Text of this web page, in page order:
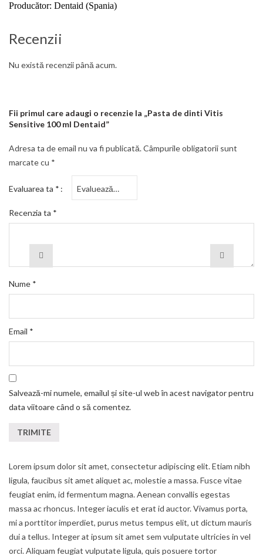
Producător: Dentaid (Spania)
Recenzii
Nu există recenzii până acum.
Fii primul care adaugi o recenzie la „Pasta de dinti Vitis
Sensitive 100 ml Dentaid”
Adresa ta de email nu va fi publicată.Câmpurile obligatorii sunt
marcate cu *
Evaluarea ta *
Recenzia ta *
Nume *
Email *
Salvează-mi numele, emailul și site-ul web în acest navigator pentru
data viitoare când o să comentez.
Lorem ipsum dolor sit amet, consectetur adipiscing elit. Etiam nibh
ligula, faucibus sit amet aliquet ac, molestie a massa. Fusce vitae
feugiat enim, id fermentum magna. Aenean convallis egestas
massa ac rhoncus. Integer iaculis et erat id auctor. Vivamus porta,
mi a porttitor imperdiet, purus metus tempus elit, ut dictum mauris
dui a tellus. Integer at ipsum sit amet sem vulputate ultricies in vel
orci. Aliquam feugiat vulputate ligula, quis posuere tortor